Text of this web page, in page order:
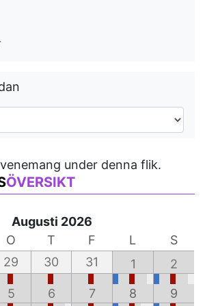
under denna flik.
ÖVERSIKT
Augusti 2026
O T F L
S
29 30 31 1 2
5 6 7 8 9